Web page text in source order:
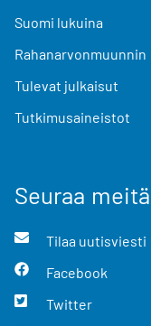
Suomi lukuina
Rahanarvonmuunnin
Tulevat julkaisut
Tutkimusaineistot
Seuraa meitä
Tilaa uutisviesti
Facebook
Twitter